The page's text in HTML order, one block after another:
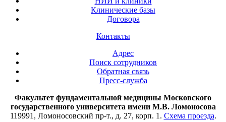
Клинические базы
Договора
Контакты
Адрес
Поиск сотрудников
Обратная связь
Пресс-служба
Факультет фундаментальной медицины Московского
государственного университета имени М.В. Ломоносова
119991, Ломоносовский пр-т., д. 27, корп. 1. Схема проезда.